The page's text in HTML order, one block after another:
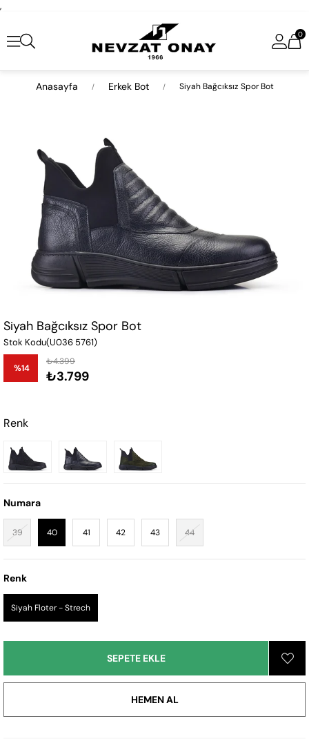
,
0
Anasayfa Erkek Bot Siyah Bağcıksız Spor Bot
Siyah Bağcıksız Spor Bot
Stok Kodu(U036 5761)
%14
İndirim
₺4.399
₺3.799
Renk
Numara
39 40 41 42 43 44
Renk
Siyah Floter - Strech